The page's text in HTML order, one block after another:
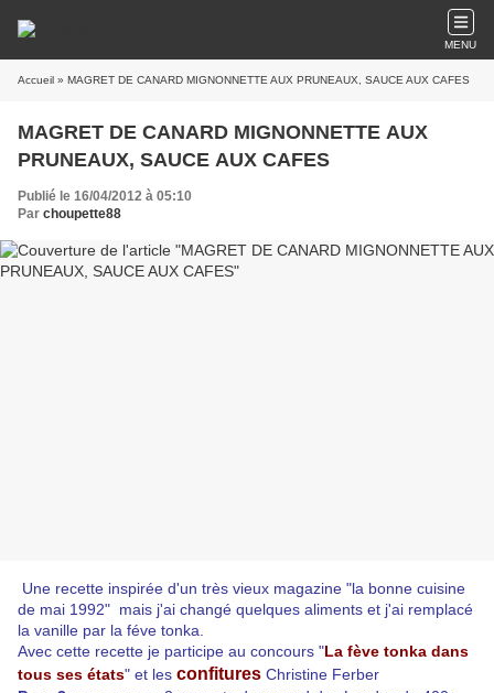
MENU
Accueil » MAGRET DE CANARD MIGNONNETTE AUX PRUNEAUX, SAUCE AUX CAFES
MAGRET DE CANARD MIGNONNETTE AUX
PRUNEAUX, SAUCE AUX CAFES
Publié le 16/04/2012 à 05:10
Par choupette88
Une recette inspirée d'un très vieux magazine "la bonne cuisine
de mai 1992" mais j'ai changé quelques aliments et j'ai remplacé
la vanille par la féve tonka.
Avec cette recette je participe au concours "La fève tonka dans
tous ses états" et les confitures Christine Ferber